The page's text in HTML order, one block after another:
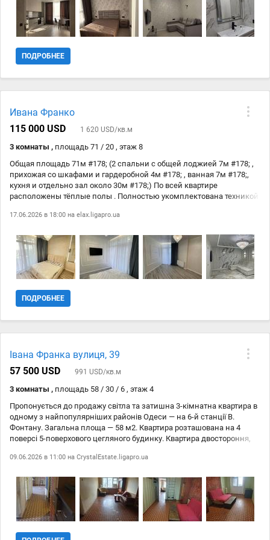
ПОДРОБНЕЕ
Ивана Франко
115 000 USD
1 620 USD/кв.м
3 комнаты , площадь 71 / 20 , этаж 8
Общая площадь 71м #178; (2 спальни с общей лоджией 7м #178; ,
прихожая со шкафами и гардеробной 4м #178; , ванная 7м #178;,
кухня и отдельно зал около 30м #178;) По всей квартире
расположены тёплые полы . Полностью укомплектована техникой
застройщика Стикон Сданный дом с документами Находится
бесплатной парковой вокруг дома и зарядными станциями для
машин , так же имеется паркинг в доме и кладовые помещения .
Дом оборудован генератором и резервуар воды на случай
отсутствия света и воды .
17.06.2026 в 18:00 на elax.ligapro.ua
ПОДРОБНЕЕ
Івана Франка вулиця, 39
57 500 USD
991 USD/кв.м
3 комнаты , площадь 58 / 30 / 6 , этаж 4
Пропонується до продажу світла та затишна 3-кімнатна квартира в
одному з найпопулярніших районів Одеси — на 6-й станції В.
Фонтану. Загальна площа — 58 м2. Квартира розташована на 4
поверсі 5-поверхового цегляного будинку. Квартира двостороння,
комфортний мікроклімат у будь-яку пору року. Стан квартири —
власний смак та реалізувати власні дизайнерські рішення без
переплати за чужий ремонт. Переваги: двостороннє планування,
світлі та затишні кімнати, централізоване опалення, затребуваний
район міста. Локація поєднує комфорт для життя та зручну
магазини, школи та дитячі садки, зупинки громадського
09.06.2026 в 11:00 на CrystalEstate.ligapro.ua